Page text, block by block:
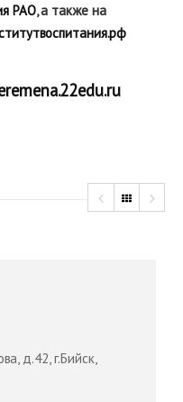
РАО, а также на
д.42, г.Бийск,